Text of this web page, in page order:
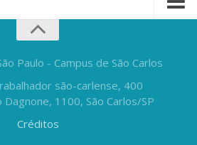
Paulo - Campus de São Carlos
são-carlense, 400
Dagnone, 1100, São Carlos/SP
Créditos